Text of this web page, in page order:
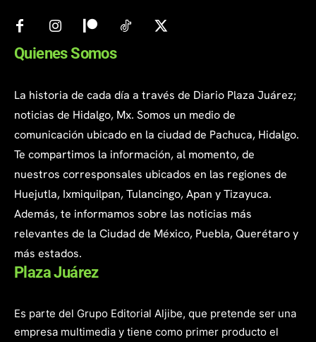
Quienes Somos
La historia de cada día a través de Diario Plaza Juárez;
noticias de Hidalgo, Mx. Somos un medio de
comunicación ubicado en la ciudad de Pachuca, Hidalgo.
Te compartimos la información, al momento, de
nuestros corresponsales ubicados en las regiones de
Huejutla, Ixmiquilpan, Tulancingo, Apan y Tizayuca.
Además, te informamos sobre las noticias más
relevantes de la Ciudad de México, Puebla, Querétaro y
más estados.
Plaza Juárez
Es parte del Grupo Editorial Aljibe, que pretende ser una
empresa multimedia y tiene como primer producto el